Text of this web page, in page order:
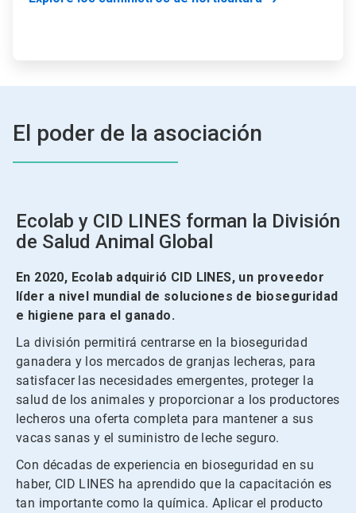
El poder de la asociación
Ecolab y CID LINES forman la División
de Salud Animal Global
En 2020, Ecolab adquirió CID LINES, un proveedor
líder a nivel mundial de soluciones de bioseguridad
e higiene para el ganado.
La división permitirá centrarse en la bioseguridad
ganadera y los mercados de granjas lecheras, para
satisfacer las necesidades emergentes, proteger la
salud de los animales y proporcionar a los productores
lecheros una oferta completa para mantener a sus
vacas sanas y el suministro de leche seguro.
Con décadas de experiencia en bioseguridad en su
haber, CID LINES ha aprendido que la capacitación es
tan importante como la química. Aplicar el producto